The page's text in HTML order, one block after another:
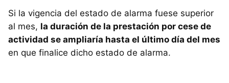
Si la vigencia del estado de alarma fuese superior
al mes, la duración de la prestación por cese de
actividad se ampliaría hasta el último día del mes
en que finalice dicho estado de alarma.